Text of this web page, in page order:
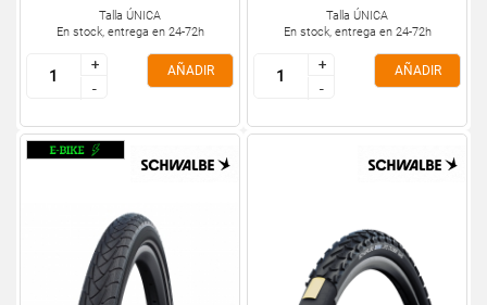
Talla ÚNICA
En stock, entrega en 24-72h
+
-
+
-
AÑADIR
Talla ÚNICA
En stock, entrega en 24-72h
+
-
+
-
AÑADIR